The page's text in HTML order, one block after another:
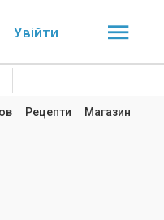
Увійти
Рецепти Магазин